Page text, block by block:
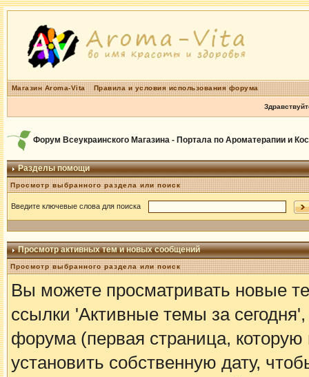
Магазин Aroma-Vita Правила и условия использования форума
Форум Всеукраинского Магазина - Портала по Ароматерапии и
Разделы помощи
Просмотр выбранного раздела или поиск
Введите ключевые слова для поиска
Просмотр активных тем и новых сообщений
Просмотр выбранного раздела или поиск
Вы можете просматривать новые
ссылки 'Активные темы за
форума (первая страница,
установить собственную дату,